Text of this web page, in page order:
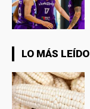
LO MÁS LEÍDO